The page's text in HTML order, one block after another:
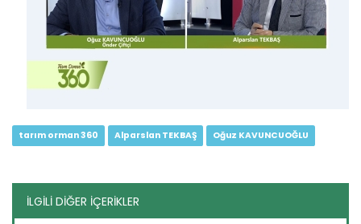
tarım orman 360 Alparslan TEKBAŞ Oğuz KAVUNCUOĞLU
İLGİLİ DİĞER İÇERİKLER
Tarım Orman 360 11.Bölüm
Devamını Oku ->
Tarım Orman 360 10.Bölüm